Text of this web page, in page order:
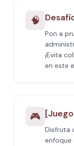
🧠
Pon a
¡Evita
en este
🎮
Disfruta
enfoque